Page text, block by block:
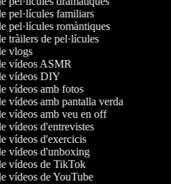
pel·lícules familiars
pel·lícules romàntiques
tràilers de pel·lícules
vlogs
vídeos ASMR
vídeos DIY
vídeos amb fotos
vídeos amb pantalla verda
vídeos amb veu en off
vídeos d'entrevistes
vídeos d'exercicis
vídeos d'unboxing
vídeos de TikTok
vídeos de YouTube